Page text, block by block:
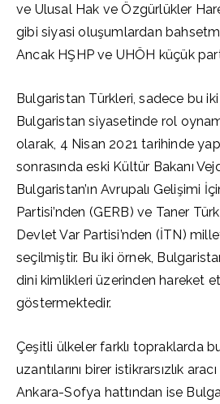
ve Ulusal Hak ve Özgürlükler
gibi siyasi oluşumlardan
Ancak HŞHP ve UHÖH küçük
Bulgaristan Türkleri, sadece bu
Bulgaristan siyasetinde rol
olarak, 4 Nisan 2021 tarihinde
sonrasında eski Kültür Bakanı
Bulgaristan’ın Avrupalı Gelişimi
Partisi’nden (GERB) ve Taner
Devlet Var Partisi’nden (İTN)
seçilmiştir. Bu iki örnek,
dini kimlikleri üzerinden hareket
göstermektedir.
Çeşitli ülkeler farklı topraklarda
uzantılarını birer istikrarsızlık
Ankara-Sofya hattından ise